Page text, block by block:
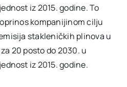
iz 2015. godine. To
kompanijinom cilju
stakleničkih plinova u
20 posto do 2030. u
iz 2015. godine.